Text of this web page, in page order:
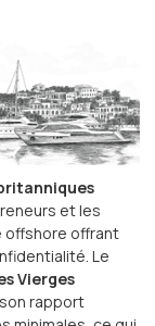
et les
offshore offrant
Le
Vierges
rapport